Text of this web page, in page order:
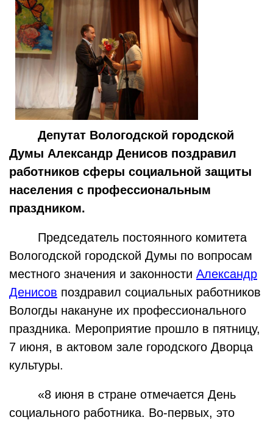
Депутат Вологодской городской
Думы Александр Денисов поздравил
работников сферы социальной защиты
населения с профессиональным
праздником.
Председатель постоянного комитета
Вологодской городской Думы по вопросам
местного значения и законности Александр
Денисов поздравил социальных работников
Вологды накануне их профессионального
праздника. Мероприятие прошло в пятницу,
7 июня, в актовом зале городского Дворца
культуры.
«8 июня в стране отмечается День
социального работника. Во-первых, это